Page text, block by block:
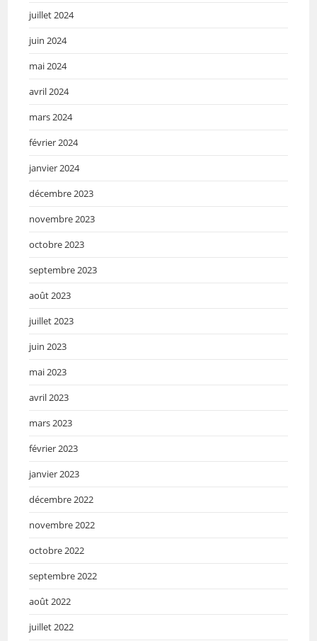
juillet 2024
juin 2024
mai 2024
avril 2024
mars 2024
février 2024
janvier 2024
décembre 2023
novembre 2023
octobre 2023
septembre 2023
août 2023
juillet 2023
juin 2023
mai 2023
avril 2023
mars 2023
février 2023
janvier 2023
décembre 2022
novembre 2022
octobre 2022
septembre 2022
août 2022
juillet 2022